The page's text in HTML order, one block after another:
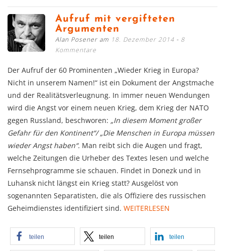
Aufruf mit vergifteten
Argumenten
Alan Posener am 18. Dezember 2014
8
Kommentare
Der Aufruf der 60 Prominenten „Wieder Krieg in Europa?
Nicht in unserem Namen!“ ist ein Dokument der Angstmache
und der Realitätsverleugnung. In immer neuen Wendungen
wird die Angst vor einem neuen Krieg, dem Krieg der NATO
gegen Russland, beschworen: „In diesem Momentgroßer
Gefahr für den Kontinent“/ „Die Menschen in Europa müssen
wieder Angst haben“. Man reibt sich die Augen und fragt,
welche Zeitungen die Urheber des Textes lesen und welche
Fernsehprogramme sie schauen. Findet in Donezk und in
Luhansk nicht längst ein Krieg statt? Ausgelöst von
sogenannten Separatisten, die als Offiziere des russischen
Geheimdienstes identifiziert sind. WEITERLESEN
teilen teilen teilen